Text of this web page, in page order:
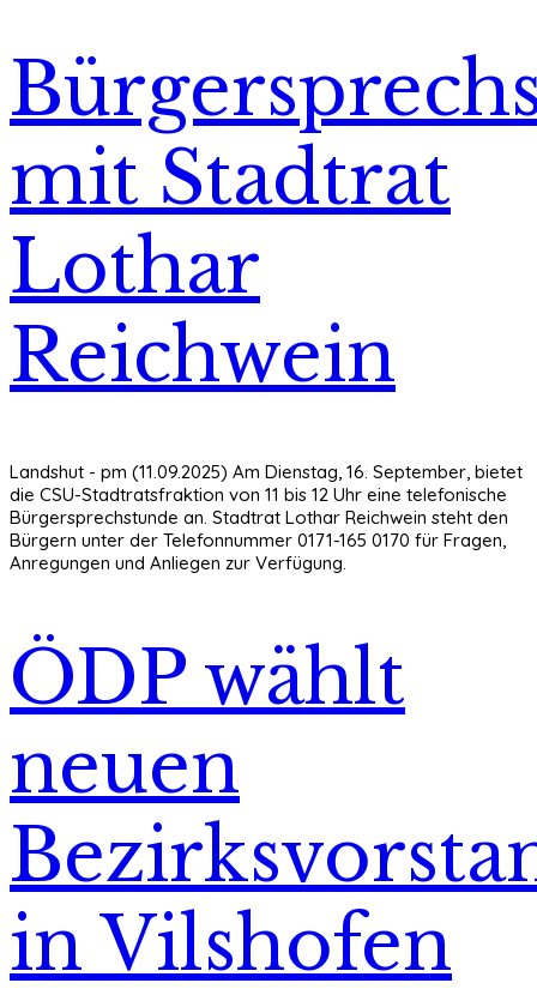
mit Stadtrat
Lothar
Reichwein
Landshut - pm (11.09.2025) Am Dienstag, 16. September, bietet
die CSU-Stadtratsfraktion von 11 bis 12 Uhr eine telefonische
Bürgersprechstunde an. Stadtrat Lothar Reichwein steht den
Bürgern unter der Telefonnummer 0171-165 0170 für Fragen,
Anregungen und Anliegen zur Verfügung.
ÖDP wählt
neuen
in Vilshofen